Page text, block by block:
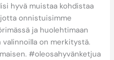
hyvä muistaa kohdistaa
onnistuisimme
ja huolehtimaan
on merkitystä.
#oleosahyvänketjua